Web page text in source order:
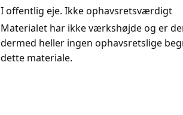
I offentlig eje. Ikke ophavsretsværdigt
Materialet har ikke værkshøjde og er
dermed heller ingen ophavsretslige
dette materiale.